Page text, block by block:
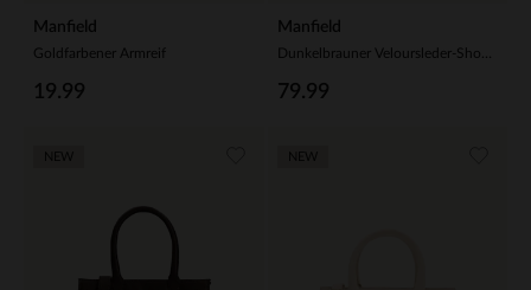
Manfield
Goldfarbener Armreif
19.99
Manfield
79.99